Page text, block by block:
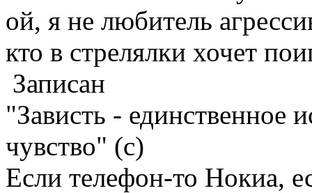
ой, я не любитель
кто в стрелялки хочет
Записан
"Зависть - единственное
чувство" (с)
Если телефон-то Нокиа,